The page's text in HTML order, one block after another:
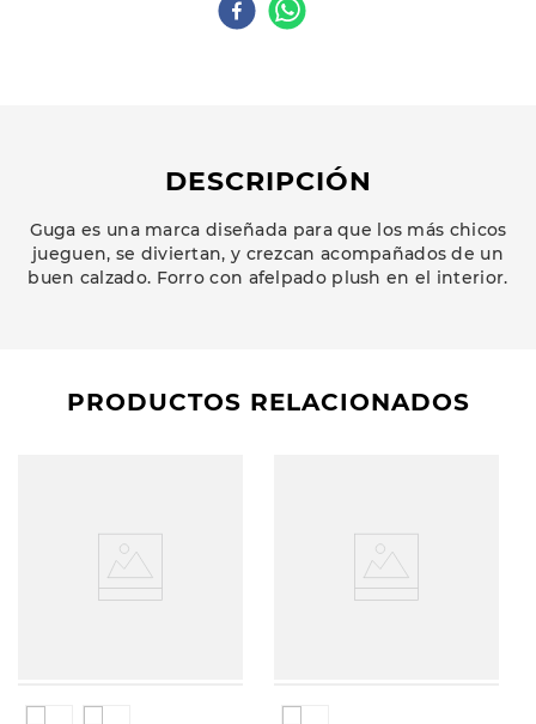
DESCRIPCIÓN
Guga es una marca diseñada para que los más chicos
jueguen, se diviertan, y crezcan acompañados de un
buen calzado. Forro con afelpado plush en el interior.
PRODUCTOS RELACIONADOS